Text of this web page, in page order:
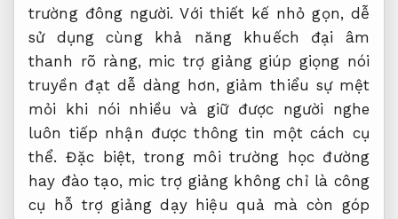
trường đông người. Với thiết kế nhỏ gọn, dễ
sử dụng cùng khả năng khuếch đại âm
thanh rõ ràng, mic trợ giảng giúp giọng nói
truyền đạt dễ dàng hơn, giảm thiểu sự mệt
mỏi khi nói nhiều và giữ được người nghe
luôn tiếp nhận được thông tin một cách cụ
thể. Đặc biệt, trong môi trường học đường
hay đào tạo, mic trợ giảng không chỉ là công
cụ hỗ trợ giảng dạy hiệu quả mà còn góp